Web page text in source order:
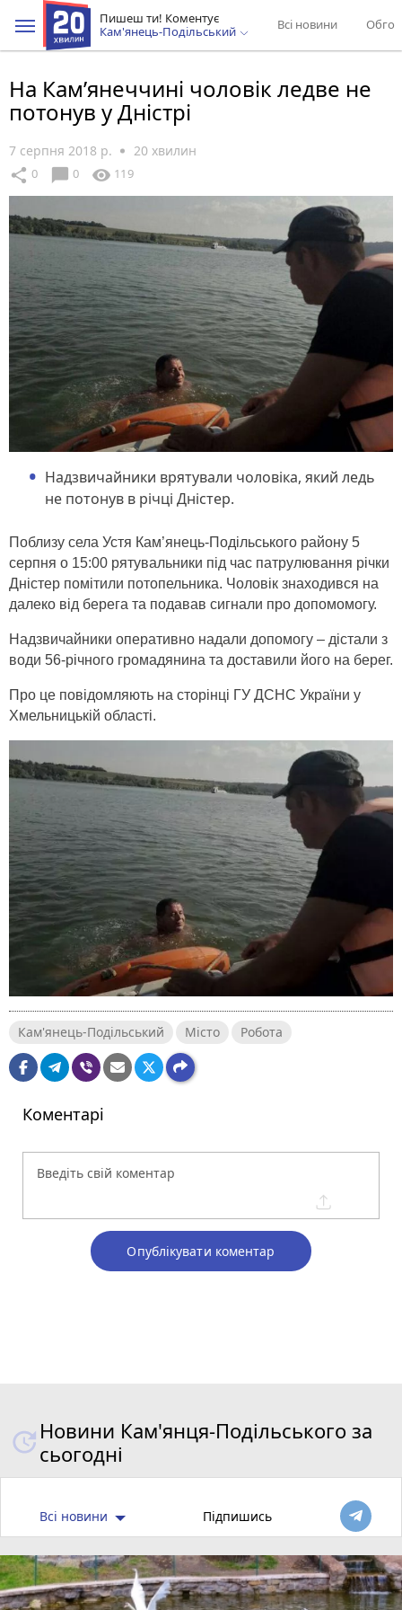
Пишеш ти! Коментує
Кам'янець-Подільський
Всі новини
На Кам’янеччині чоловік ледве не
потонув у Дністрі
7 серпня 2018 р. 20 хвилин
share 0 chat_bubble 0 visibility 119
Надзвичайники врятували чоловіка, який ледь
не потонув в річці Дністер.
Поблизу села Устя Кам’янець-Подільського району 5
серпня о 15:00 рятувальники під час патрулювання річки
Дністер помітили потопельника. Чоловік знаходився на
далеко від берега та подавав сигнали про допомомогу.
Надзвичайники оперативно надали допомогу – дістали з
води 56-річного громадянина та доставили його на берег.
Про це повідомляють на сторінці ГУ ДСНС України у
Хмельницькій області.
Кам'янець-Подільський Місто Робота
Коментарі
Опублікувати коментар
Новини Кам'янця-Подільського за
сьогодні
Всі новини Підпишись